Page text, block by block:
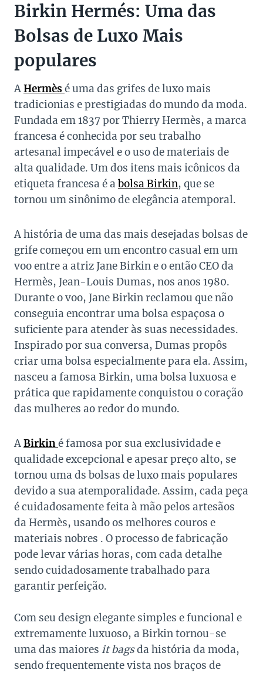
Birkin Hermés: Uma das
Bolsas de Luxo Mais
populares
AHermèsé uma das grifes de luxo mais
tradicionias e prestigiadas do mundo da moda.
Fundada em 1837 por Thierry Hermès, a marca
francesa é conhecida por seu trabalho
artesanal impecável e o uso de materiais de
alta qualidade. Um dos itens mais icônicos da
etiqueta francesa é a bolsa Birkin, que se
tornou um sinônimo de elegância atemporal.
A história de uma das mais desejadas bolsas de
grife começou em um encontro casual em um
voo entre a atriz Jane Birkin e o então CEO da
Hermès, Jean-Louis Dumas, nos anos 1980.
Durante o voo, Jane Birkin reclamou que não
conseguia encontrar uma bolsa espaçosa o
suficiente para atender às suas necessidades.
Inspirado por sua conversa, Dumas propôs
criar uma bolsa especialmente para ela. Assim,
nasceu a famosa Birkin, uma bolsa luxuosa e
prática que rapidamente conquistou o coração
das mulheres ao redor do mundo.
ABirkiné famosa por sua exclusividade e
qualidade excepcional e apesar preço alto, se
tornou uma ds bolsas de luxo mais populares
devido a sua atemporalidade. Assim, cada peça
é cuidadosamente feita à mão pelos artesãos
da Hermès, usando os melhores couros e
materiais nobres . O processo de fabricação
pode levar várias horas, com cada detalhe
sendo cuidadosamente trabalhado para
garantir perfeição.
Com seu design elegante simples e funcional e
extremamente luxuoso, a Birkin tornou-se
uma das maiores it bagsda história da moda,
sendo frequentemente vista nos braços de